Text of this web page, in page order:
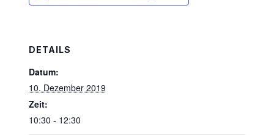
DETAILS
Datum:
10. Dezember 2019
Zeit:
10:30 - 12:30